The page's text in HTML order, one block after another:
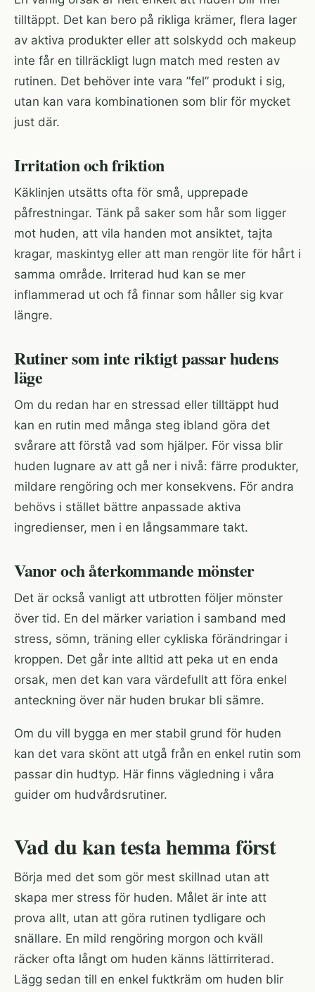
tilltäppt. Det kan bero på rikliga krämer, flera lager
av aktiva produkter eller att solskydd och makeup
inte får en tillräckligt lugn match med resten av
rutinen. Det behöver inte vara ”fel” produkt i sig,
utan kan vara kombinationen som blir för mycket
just där.
Irritation och friktion
Käklinjen utsätts ofta för små, upprepade
påfrestningar. Tänk på saker som hår som ligger
mot huden, att vila handen mot ansiktet, tajta
kragar, maskintyg eller att man rengör lite för hårt i
samma område. Irriterad hud kan se mer
inflammerad ut och få finnar som håller sig kvar
längre.
Rutiner som inte riktigt passar hudens
läge
Om du redan har en stressad eller tilltäppt hud
kan en rutin med många steg ibland göra det
svårare att förstå vad som hjälper. För vissa blir
huden lugnare av att gå ner i nivå: färre produkter,
mildare rengöring och mer konsekvens. För andra
behövs i stället bättre anpassade aktiva
ingredienser, men i en långsammare takt.
Vanor och återkommande mönster
Det är också vanligt att utbrotten följer mönster
över tid. En del märker variation i samband med
stress, sömn, träning eller cykliska förändringar i
kroppen. Det går inte alltid att peka ut en enda
orsak, men det kan vara värdefullt att föra enkel
anteckning över när huden brukar bli sämre.
Om du vill bygga en mer stabil grund för huden
kan det vara skönt att utgå från en enkel rutin som
passar din hudtyp. Här finns vägledning i våra
guider om hudvårdsrutiner.
Vad du kan testa hemma först
Börja med det som gör mest skillnad utan att
skapa mer stress för huden. Målet är inte att
prova allt, utan att göra rutinen tydligare och
snällare. En mild rengöring morgon och kväll
räcker ofta långt om huden känns lättirriterad.
Lägg sedan till en enkel fuktkräm om huden blir